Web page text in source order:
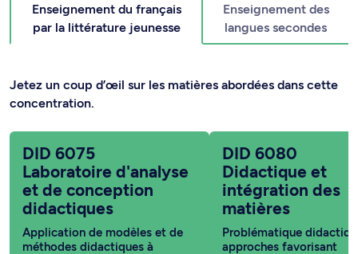
Enseignement du français
par la littérature jeunesse
Enseignement des
langues secondes
Jetez un coup d’œil sur les matières abordées dans cette
concentration.
DID 6075
Laboratoire d'analyse
et de conception
didactiques
Application de modèles et de
méthodes didactiques à
DID 6080
Didactique et
intégration des
matières
Problématique
approches favorisant